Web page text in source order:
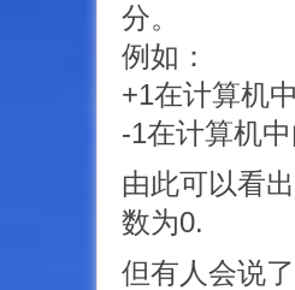
分。
例如：
+1在计算机
-1在计算机
由此可以看
数为0.
但有人会说